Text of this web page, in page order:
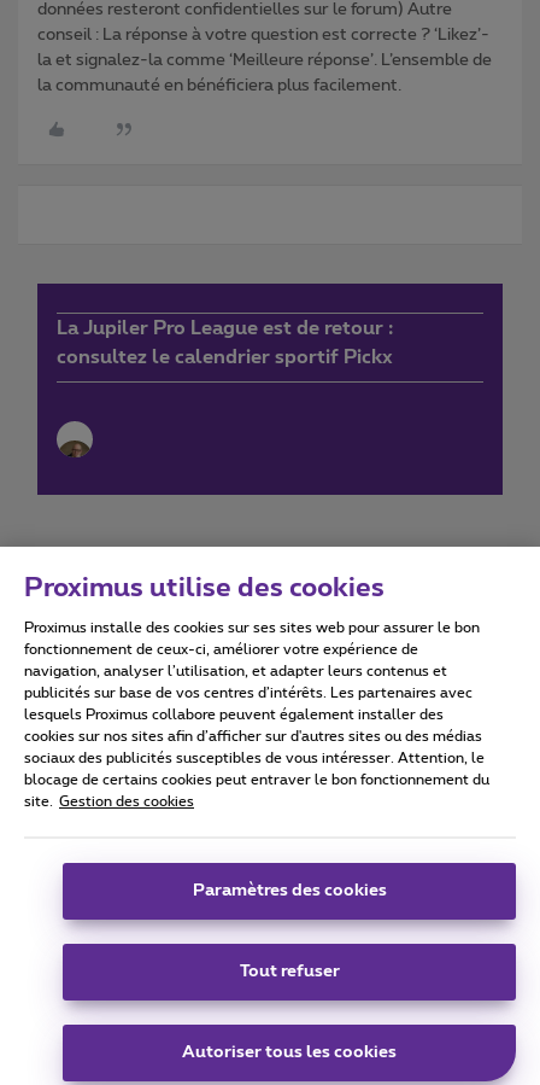
données resteront confidentielles sur le forum) Autre
conseil : La réponse à votre question est correcte ? ‘Likez’-
la et signalez-la comme ‘Meilleure réponse’. L’ensemble de
la communauté en bénéficiera plus facilement.
La Jupiler Pro League est de retour :
consultez le calendrier sportif Pickx
Conditions d'utilisation Accessibility statement
Tous droits réservés. © 2026
Conditions générales, info consommateur
Coordonnées de l’entreprise
Boulevard du Roi Albert II 27 - B-1030 Bruxelles.
Carrier & Wholesale Solutions
|Telindus
Proximus utilise des cookies
Proximus installe des cookies sur ses sites web pour assurer le bon
fonctionnement de ceux-ci, améliorer votre expérience de
navigation, analyser l’utilisation, et adapter leurs contenus et
publicités sur base de vos centres d’intérêts. Les partenaires avec
lesquels Proximus collabore peuvent également installer des
cookies sur nos sites afin d’afficher sur d'autres sites ou des médias
sociaux des publicités susceptibles de vous intéresser. Attention, le
blocage de certains cookies peut entraver le bon fonctionnement du
site.
Gestion des cookies
Paramètres des cookies
Tout refuser
Autoriser tous les cookies